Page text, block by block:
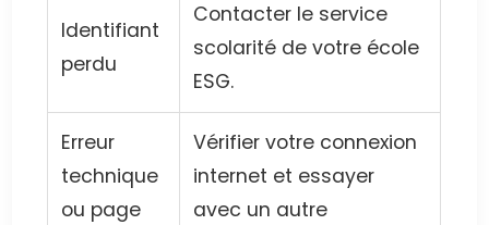
Identifiant
perdu
Contacter le service
scolarité de votre école
ESG.
Erreur
technique
ou page
Vérifier votre connexion
internet et essayer
avec un autre